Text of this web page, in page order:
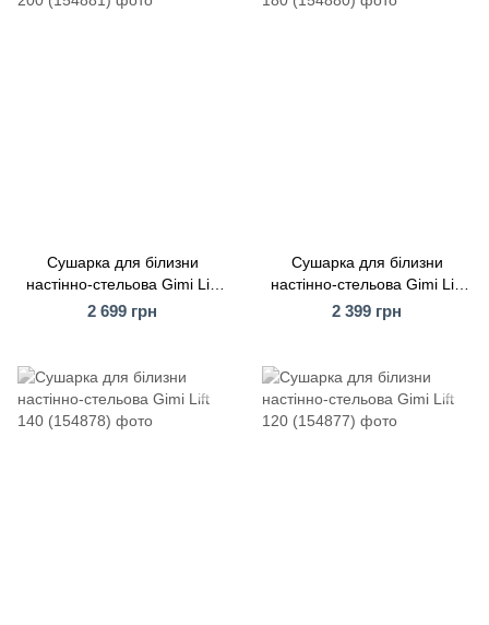
Сушарка для білизни
настінно-стельова Gimi Lift
200 (154881)
2 699 грн
Сушарка для білизни
настінно-стельова Gimi Lift
180 (154880)
2 399 грн